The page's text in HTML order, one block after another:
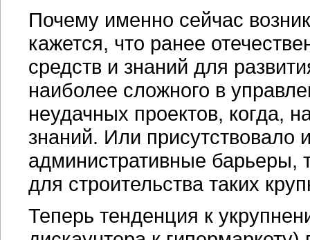
Почему именно сейчас
кажется, что ранее
средств и знаний для
наиболее сложного в
неудачных проектов, когда,
знаний. Или присутствовало
административные барьеры,
для строительства таких
Теперь тенденция к